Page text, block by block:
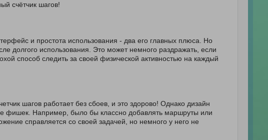
счётчик шагов!
и простота использования - два его главных плюса. Но
долгого использования. Это может немного раздражать, если
способ следить за своей физической активностью на каждый
шагов работает без сбоев, и это здорово! Однако дизайн
фишек. Например, было бы классно добавлять маршруты или
справляется со своей задачей, но немного у него не